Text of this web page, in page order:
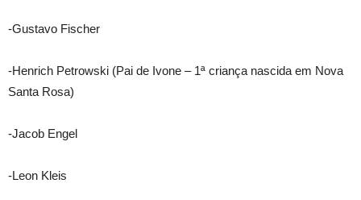
-Gustavo Fischer
-Henrich Petrowski (Pai de Ivone – 1ª criança nascida em Nova
Santa Rosa)
-Jacob Engel
-Leon Kleis